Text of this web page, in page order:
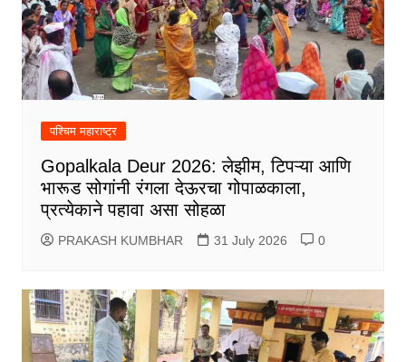
पश्चिम महाराष्ट्र
Gopalkala Deur 2026: लेझीम, टिपऱ्या आणि
भारूड सोगांनी रंगला देऊरचा गोपाळकाला,
प्रत्येकाने पहावा असा सोहळा
PRAKASH KUMBHAR 31 July 2026 0